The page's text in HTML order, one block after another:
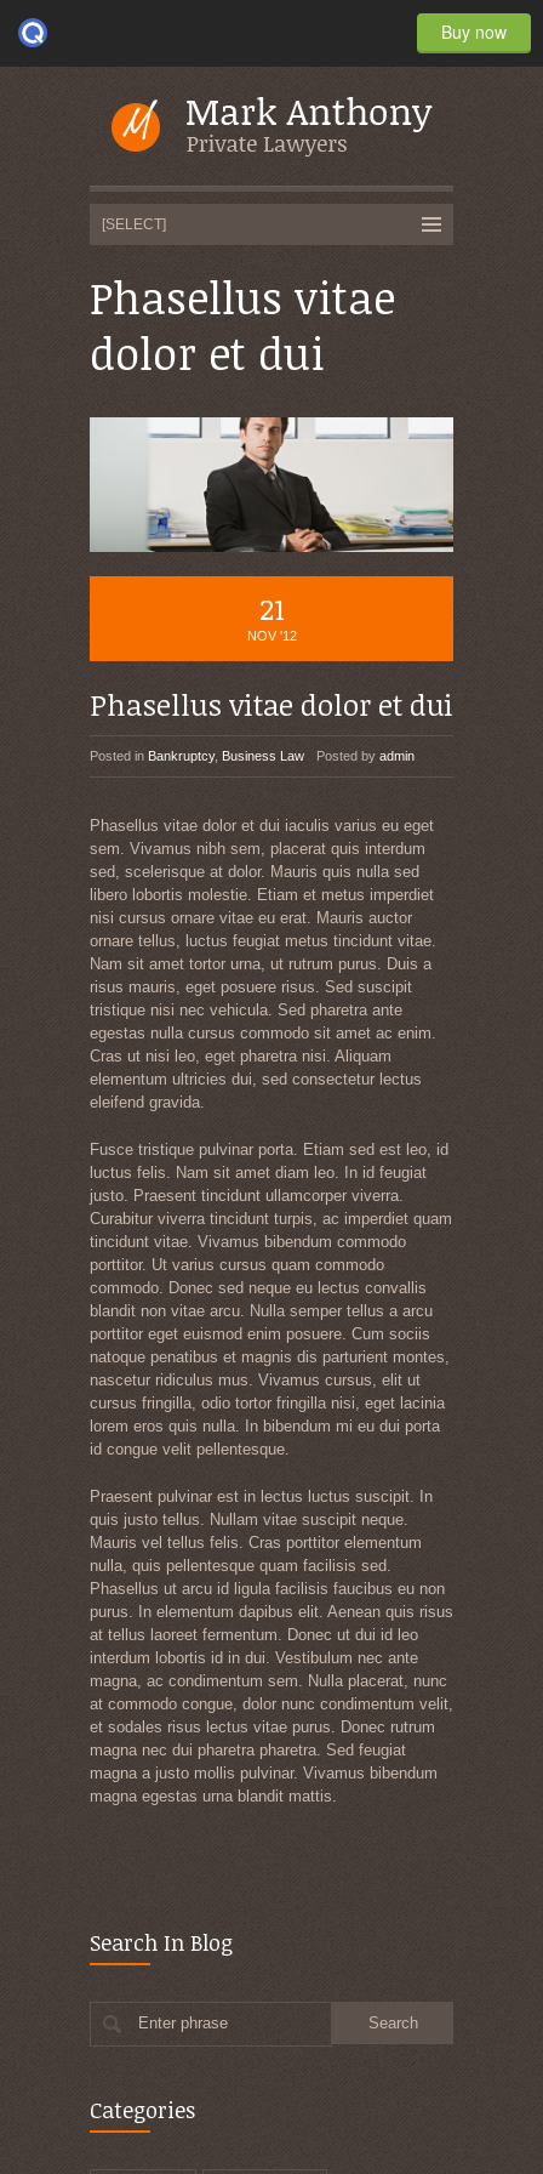
Buy now
Phasellus vitae
dolor et dui
21
NOV '12
Phasellus vitae dolor et dui
Posted in Bankruptcy, Business Law Posted by admin
Phasellus vitae dolor et dui iaculis varius eu eget
sem. Vivamus nibh sem, placerat quis interdum
sed, scelerisque at dolor. Mauris quis nulla sed
libero lobortis molestie. Etiam et metus imperdiet
nisi cursus ornare vitae eu erat. Mauris auctor
ornare tellus, luctus feugiat metus tincidunt vitae.
Nam sit amet tortor urna, ut rutrum purus. Duis a
risus mauris, eget posuere risus. Sed suscipit
tristique nisi nec vehicula. Sed pharetra ante
egestas nulla cursus commodo sit amet ac enim.
Cras ut nisi leo, eget pharetra nisi. Aliquam
elementum ultricies dui, sed consectetur lectus
eleifend gravida.
Fusce tristique pulvinar porta. Etiam sed est leo, id
luctus felis. Nam sit amet diam leo. In id feugiat
justo. Praesent tincidunt ullamcorper viverra.
Curabitur viverra tincidunt turpis, ac imperdiet quam
tincidunt vitae. Vivamus bibendum commodo
porttitor. Ut varius cursus quam commodo
commodo. Donec sed neque eu lectus convallis
blandit non vitae arcu. Nulla semper tellus a arcu
porttitor eget euismod enim posuere. Cum sociis
natoque penatibus et magnis dis parturient montes,
nascetur ridiculus mus. Vivamus cursus, elit ut
cursus fringilla, odio tortor fringilla nisi, eget lacinia
lorem eros quis nulla. In bibendum mi eu dui porta
id congue velit pellentesque.
Praesent pulvinar est in lectus luctus suscipit. In
quis justo tellus. Nullam vitae suscipit neque.
Mauris vel tellus felis. Cras porttitor elementum
nulla, quis pellentesque quam facilisis sed.
Phasellus ut arcu id ligula facilisis faucibus eu non
purus. In elementum dapibus elit. Aenean quis risus
at tellus laoreet fermentum. Donec ut dui id leo
interdum lobortis id in dui. Vestibulum nec ante
magna, ac condimentum sem. Nulla placerat, nunc
at commodo congue, dolor nunc condimentum velit,
et sodales risus lectus vitae purus. Donec rutrum
magna nec dui pharetra pharetra. Sed feugiat
magna a justo mollis pulvinar. Vivamus bibendum
magna egestas urna blandit mattis.
Search In Blog
Enter phrase
Categories